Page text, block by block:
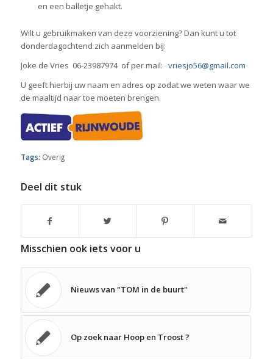
en een balletje gehakt.
Wilt u gebruikmaken van deze voorziening? Dan kunt u tot
donderdagochtend zich aanmelden bij:
Joke de Vries 06-23987974 of per mail: vriesjo56@gmail.com
U geeft hierbij uw naam en adres op zodat we weten waar we
de maaltijd naar toe moeten brengen.
Tags: Overig
Deel dit stuk
Misschien ook iets voor u
Nieuws van "TOM in de buurt"
Op zoek naar Hoop en Troost ?